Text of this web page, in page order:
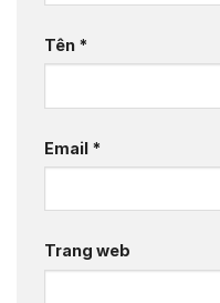
Tên *
Email *
Trang web